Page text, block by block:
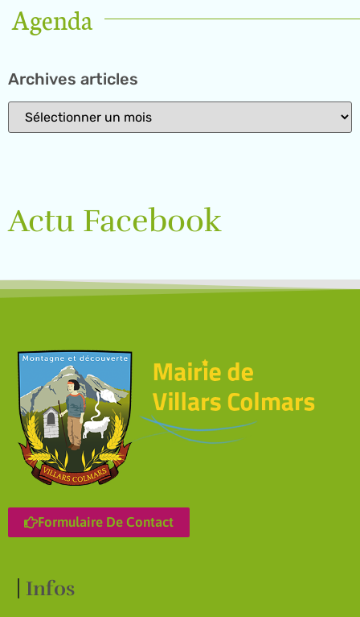
Agenda
Archives articles
Actu Facebook
Formulaire De Contact
Infos